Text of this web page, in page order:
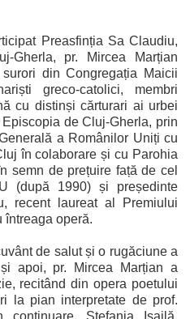
Preasfinția Sa Claudiu,
Gherla, pr. Mircea Marțian
din Congregația Maicii
greco-catolici, membri
cu distinși cărturari ai urbei
de Cluj-Gherla, prin
a Românilor Uniți cu
în colaborare și cu Parohia
semn de prețuire față de cel
(după 1990) și președinte
recent laureat al Premiului
întreaga operă.
de salut și o rugăciune a
apoi, pr. Mircea Marțian a
recitând din opera poetului
la pian interpretate de prof.
continuare, Ștefania Isailă,